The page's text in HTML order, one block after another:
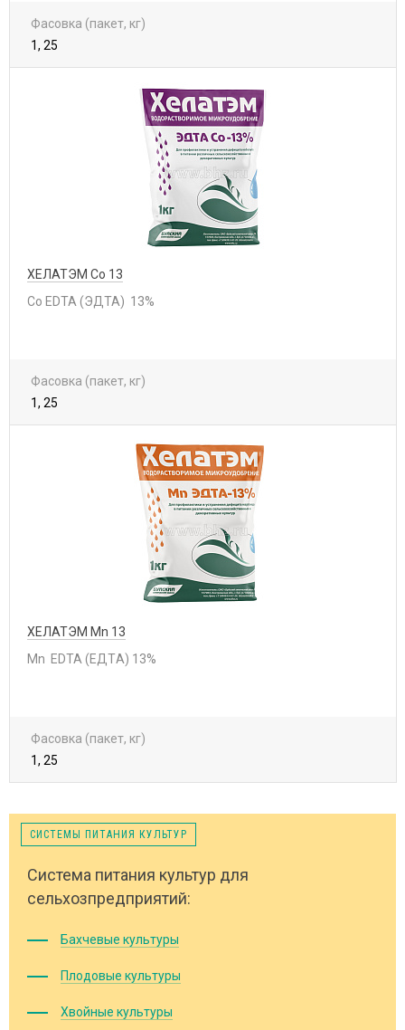
Фасовка (пакет, кг)
1, 25
ХЕЛАТЭМ Co 13
Co EDTA (ЭДТА) 13%
Фасовка (пакет, кг)
1, 25
ХЕЛАТЭМ Mn 13
Mn EDTA (ЕДTА) 13%
Фасовка (пакет, кг)
1, 25
СИСТЕМЫ ПИТАНИЯ КУЛЬТУР
Система питания культур для
сельхозпредприятий:
Бахчевые культуры
Плодовые культуры
Хвойные культуры